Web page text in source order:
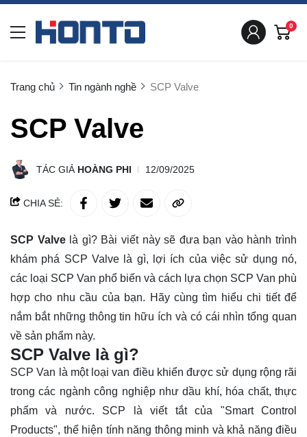
0
Trang chủ Tin ngành nghề SCP Valve
SCP Valve
TÁC GIẢ HOÀNG PHI 12/09/2025
CHIA SẺ:
SCP Valvelà gì? Bài viết này sẽ đưa bạn vào hành trình
khám phá SCP Valve là gì, lợi ích của việc sử dụng nó,
các loại SCP Van phổ biến và cách lựa chọn SCP Van phù
hợp cho nhu cầu của bạn. Hãy cùng tìm hiểu chi tiết để
nắm bắt những thông tin hữu ích và có cái nhìn tổng quan
về sản phẩm này.
SCP Valve là gì?
SCP Van là một loại van điều khiển được sử dụng rộng rãi
trong các ngành công nghiệp như dầu khí, hóa chất, thực
phẩm và nước. SCP là viết tắt của "Smart Control
Products", thể hiện tính năng thông minh và khả năng điều